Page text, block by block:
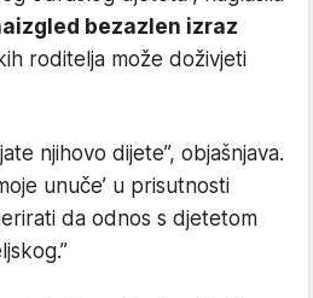
bezazlen izraz
roditelja može doživjeti
njihovo dijete”, objašnjava.
unuče’ u prisutnosti
da odnos s djetetom